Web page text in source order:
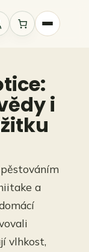
Přihlášení
i
a
vlhkost,